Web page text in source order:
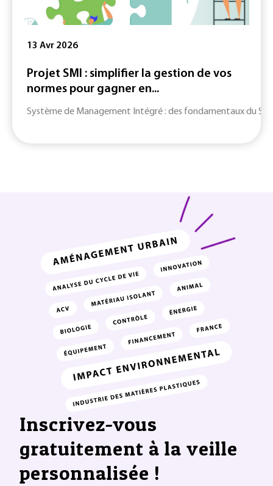
13 Avr 2026
Projet SMI : simplifier la gestion de vos
normes pour gagner en...
Système de Management Intégré : des fondamentaux du
Inscrivez-vous
gratuitement à la veille
personnalisée !